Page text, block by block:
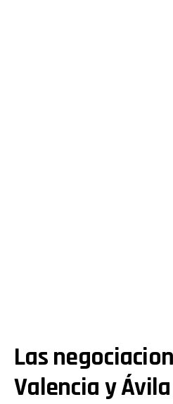
Las
Valencia y Ávila